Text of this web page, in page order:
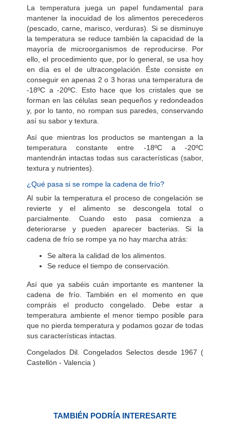
La temperatura juega un papel fundamental para
mantener la inocuidad de los alimentos perecederos
(pescado, carne, marisco, verduras). Si se disminuye
la temperatura se reduce también la capacidad de la
mayoría de microorganismos de reproducirse. Por
ello, el procedimiento que, por lo general, se usa hoy
en día es el de ultracongelación. Éste consiste en
conseguir en apenas 2 o 3 horas una temperatura de
-18ºC a -20ºC. Esto hace que los cristales que se
forman en las células sean pequeños y redondeados
y, por lo tanto, no rompan sus paredes, conservando
así su sabor y textura.
Así que mientras los productos se mantengan a la
temperatura constante entre -18ºC a -20ºC
mantendrán intactas todas sus características (sabor,
textura y nutrientes).
¿Qué pasa si se rompe la cadena de frío?
Al subir la temperatura el proceso de congelación se
revierte y el alimento se descongela total o
parcialmente. Cuando esto pasa comienza a
deteriorarse y pueden aparecer bacterias. Si la
cadena de frío se rompe ya no hay marcha atrás:
Se altera la calidad de los alimentos.
Se reduce el tiempo de conservación.
Así que ya sabéis cuán importante es mantener la
cadena de frío. También en el momento en que
compráis el producto congelado. Debe estar a
temperatura ambiente el menor tiempo posible para
que no pierda temperatura y podamos gozar de todas
sus características intactas.
Congelados Dil. Congelados Selectos desde 1967 (
Castellón - Valencia )
TAMBIÉN PODRÍA INTERESARTE